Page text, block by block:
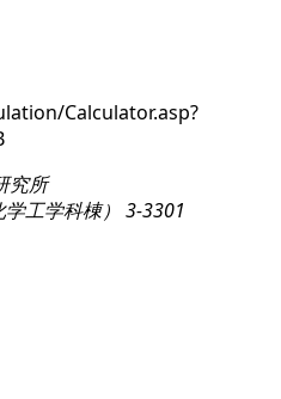
Calculator.asp?
究所
学工学科棟） 3-3301